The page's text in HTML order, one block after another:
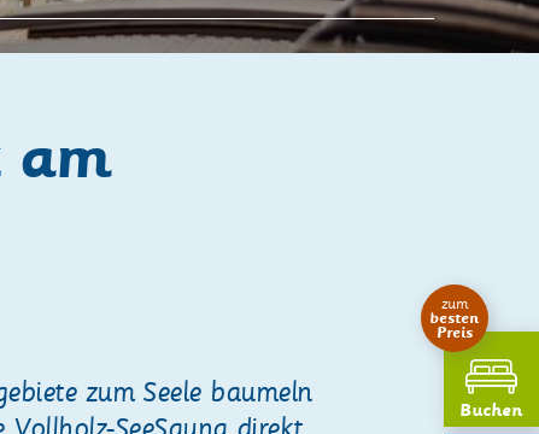
am
zum Seele baumeln
Buchen
zum
besten
Preis